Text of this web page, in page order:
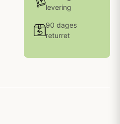
levering
90 dages
returret